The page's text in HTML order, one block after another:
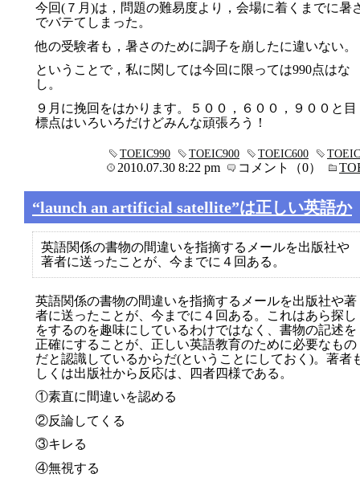
今回(７月)は，問題の難易度より，会場に着くまでに暑
でバテてしまった。
他の受験者も，暑さのために調子を崩したに違いない。
ということで，私に関しては今回に限っては990点はな
し。
９月に挽回をはかります。５００，６００，９００と目
標点はいろいろだけどみんな頑張ろう！
TOEIC600
TOEIC900
TOEIC990
2010.07.30 8:22 pm コメント（0）
“launch an artificial satellite”は正しい英語か
英語関係の書物の間違いを指摘するメールを出版社や
著者に送ったことが、今までに４回ある。
英語関係の書物の間違いを指摘するメールを出版社や著
者に送ったことが、今までに４回ある。これはあら探し
をするのを趣味にしているわけではなく、書物の記述を
正確にすることが、正しい英語教育のために必要なもの
だと認識しているからだ(ということにしておく)。著者
しくは出版社から反応は、四者四様である。
①素直に間違いを認める
②反論してくる
③キレる
④無視する